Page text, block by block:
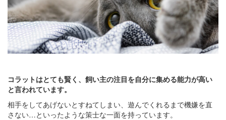
コラットはとても賢く、飼い主の注目を自分に集める能力が高い
と言われています。
相手をしてあげないとすねてしまい、遊んでくれるまで機嫌を直
さない…といったような策士な一面を持っています。